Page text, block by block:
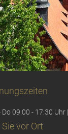
Do 09:00 - 17:30
Sie vor Ort